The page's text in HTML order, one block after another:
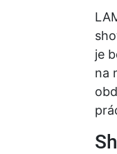
je
na